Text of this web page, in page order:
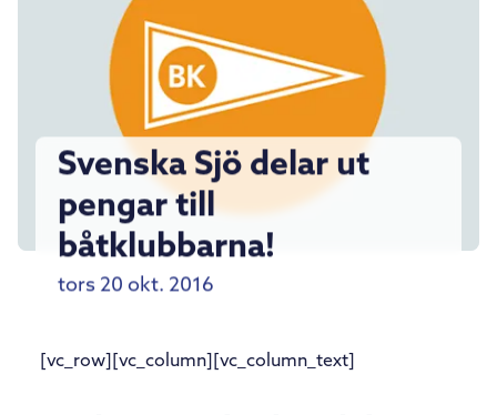
Svenska Sjö delar ut
pengar till
båtklubbarna!
tors 20 okt. 2016
[vc_row][vc_column][vc_column_text]